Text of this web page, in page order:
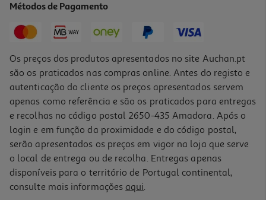
Métodos de Pagamento
Os preços dos produtos apresentados no site Auchan.pt
são os praticados nas compras online. Antes do registo e
autenticação do cliente os preços apresentados servem
apenas como referência e são os praticados para entregas
e recolhas no código postal 2650-435 Amadora. Após o
login e em função da proximidade e do código postal,
serão apresentados os preços em vigor na loja que serve
o local de entrega ou de recolha. Entregas apenas
disponíveis para o território de Portugal continental,
consulte mais informações aqui.